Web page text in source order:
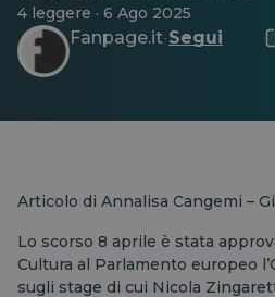
4 leggere · 6 Ago 2025
Fanpage.it· Segui
Articolo di Annalisa Cangemi –
Lo scorso 8 aprile è stata
Cultura al Parlamento europeo
sugli stage di cui Nicola